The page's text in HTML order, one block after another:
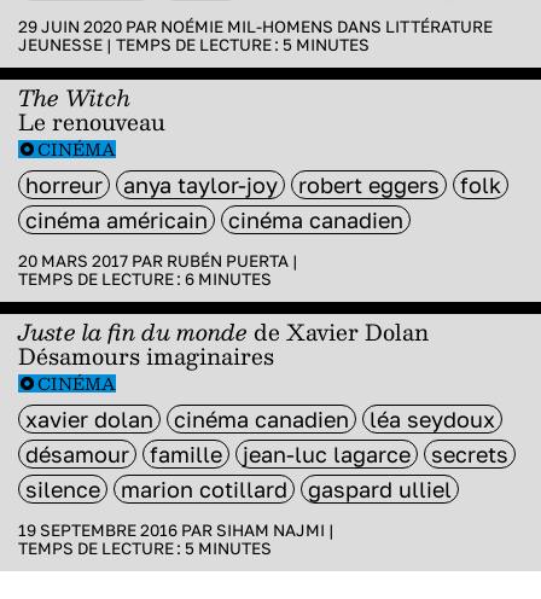
29 JUIN 2020 PAR NOÉMIE MIL-HOMENS DANS LITTÉRATURE
JEUNESSE | TEMPS DE LECTURE : 5 MINUTES
The Witch
Le renouveau
CINÉMA
horreur anya taylor-joy robert eggers
folk
cinéma américain
cinéma canadien
20 MARS 2017 PAR RUBÉN PUERTA |
TEMPS DE LECTURE : 6 MINUTES
Juste la fin du monde de Xavier Dolan
Désamours imaginaires
CINÉMA
xavier dolan cinéma canadien
léa seydoux
désamour
famille jean-luc lagarce
secrets
silence
marion cotillard gaspard ulliel
19 SEPTEMBRE 2016 PAR SIHAM NAJMI |
TEMPS DE LECTURE : 5 MINUTES